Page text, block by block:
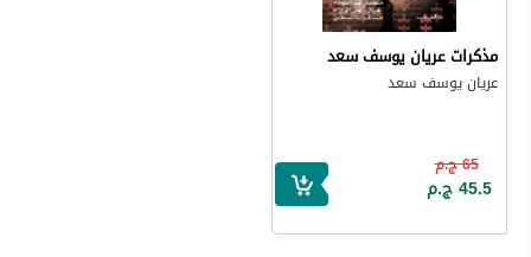
مذكرات عريان يوسف سعد
عريان يوسف سعد
65 ج.م
45.5 ج.م